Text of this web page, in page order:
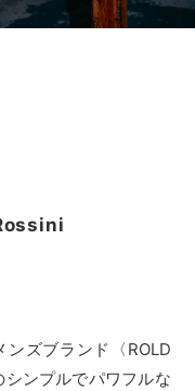
ズブランド〈ROLD
シンプルでパワフルな